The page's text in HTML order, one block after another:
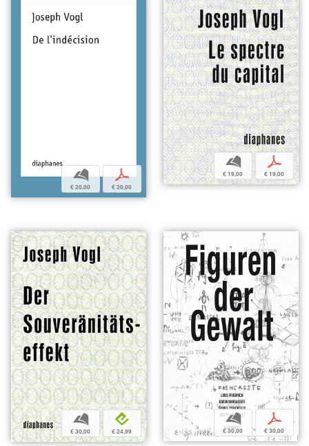
b
€ 20,00
p
€ 20,00
b
€ 19,00
p
€ 19,00
b
€ 30,00
e
€ 24,99
b
€ 30,00
p
€ 30,00